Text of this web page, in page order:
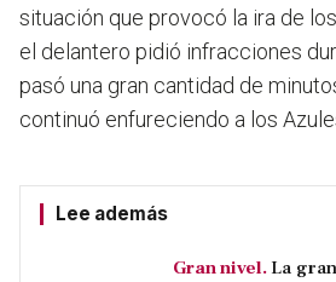
situación que provocó la ira de
el delantero pidió infracciones
pasó una gran cantidad de
continuó enfureciendo a los
Lee además
Gran nivel. La